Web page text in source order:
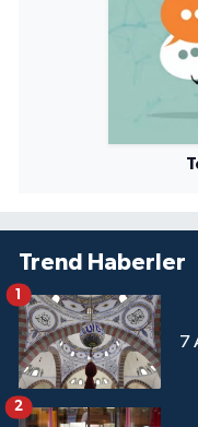
Trend Haberler
7
1
2
Niğde
Ordu Müftülüğü
Osmaniye
Sakarya
Samsun
Siirt Müftülüğü